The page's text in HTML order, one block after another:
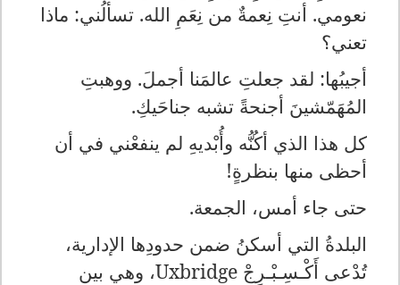
نعومي. أنتِ نِعمةٌ من نِعَمِ الله. تسألُني: ماذا
تعني؟
أجيبُها: لقد جعلتِ عالمَنا أجملَ. ووهبتِ
المُهَمّشينَ أجنحةً تشبه جناحَيكِ.
كل هذا الذي أكُنُّه وأُبْديهِ لم ينفعْني في أن
أحظى منها بنظرةٍ!
حتى جاء أمس، الجمعة.
البلدةُ التي أسكنُ ضمن حدودِها الإدارية،
تُدْعى أَكْـسِـبْـرِجْ Uxbridge، وهي بين